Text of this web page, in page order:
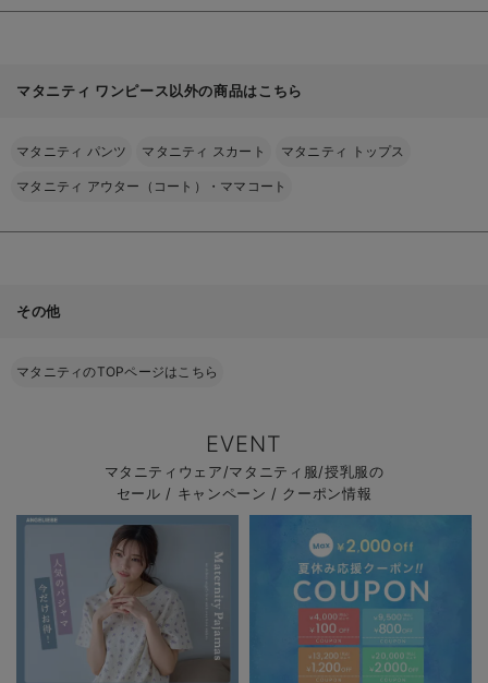
マタニティ ワンピース以外の商品はこちら
マタニティ パンツ マタニティ スカート マタニティ トップス
マタニティ アウター（コート）・ママコート
その他
マタニティのTOPページはこちら
EVENT
マタニティウェア/マタニティ服/授乳服の
セール / キャンペーン / クーポン情報